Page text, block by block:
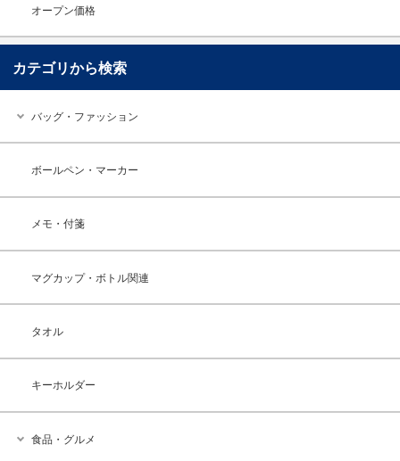
オープン価格
カテゴリから検索
バッグ・ファッション
ボールペン・マーカー
メモ・付箋
マグカップ・ボトル関連
タオル
キーホルダー
食品・グルメ